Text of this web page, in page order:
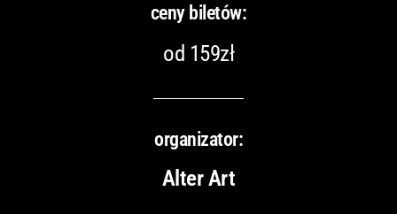
ceny biletów:
od 159zł
organizator:
Alter Art